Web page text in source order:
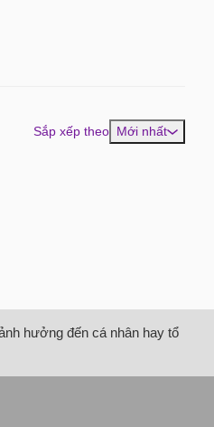
Sắp xếp theo Mới nhất
hưởng đến cá nhân hay tổ